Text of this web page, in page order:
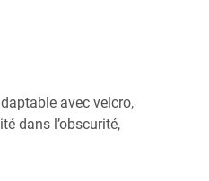
avec velcro,
dans l’obscurité,